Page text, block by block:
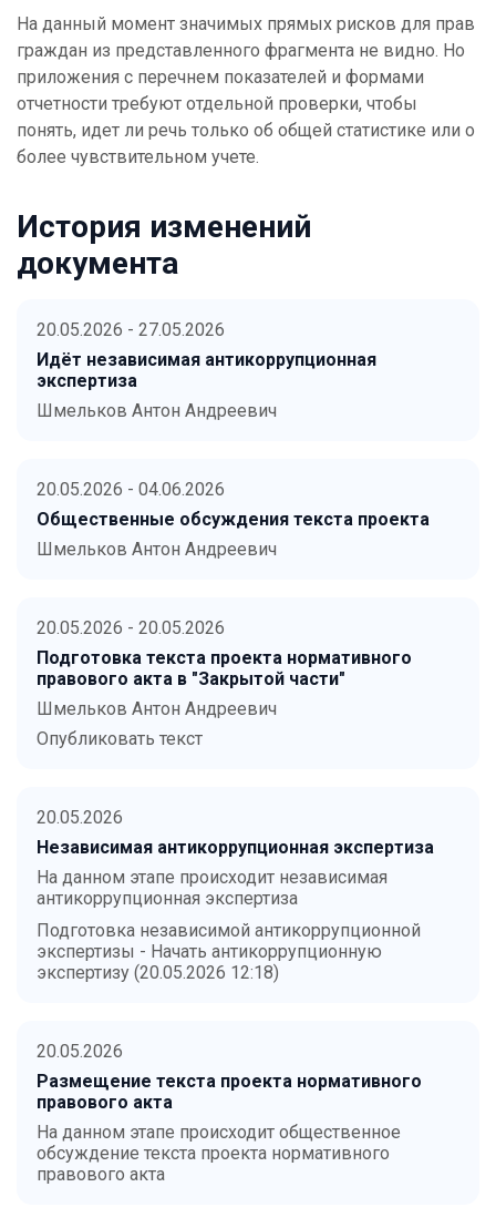
На данный момент значимых прямых рисков для прав
граждан из представленного фрагмента не видно. Но
приложения с перечнем показателей и формами
отчетности требуют отдельной проверки, чтобы
понять, идет ли речь только об общей статистике или о
более чувствительном учете.
История изменений
документа
20.05.2026 - 27.05.2026
Идёт независимая антикоррупционная
экспертиза
Шмельков Антон Андреевич
20.05.2026 - 04.06.2026
Общественные обсуждения текста проекта
Шмельков Антон Андреевич
20.05.2026 - 20.05.2026
Подготовка текста проекта нормативного
правового акта в "Закрытой части"
Шмельков Антон Андреевич
Опубликовать текст
20.05.2026
Независимая антикоррупционная экспертиза
На данном этапе происходит независимая
антикоррупционная экспертиза
Подготовка независимой антикоррупционной
экспертизы - Начать антикоррупционную
экспертизу (20.05.2026 12:18)
20.05.2026
Размещение текста проекта нормативного
правового акта
На данном этапе происходит общественное
обсуждение текста проекта нормативного
правового акта